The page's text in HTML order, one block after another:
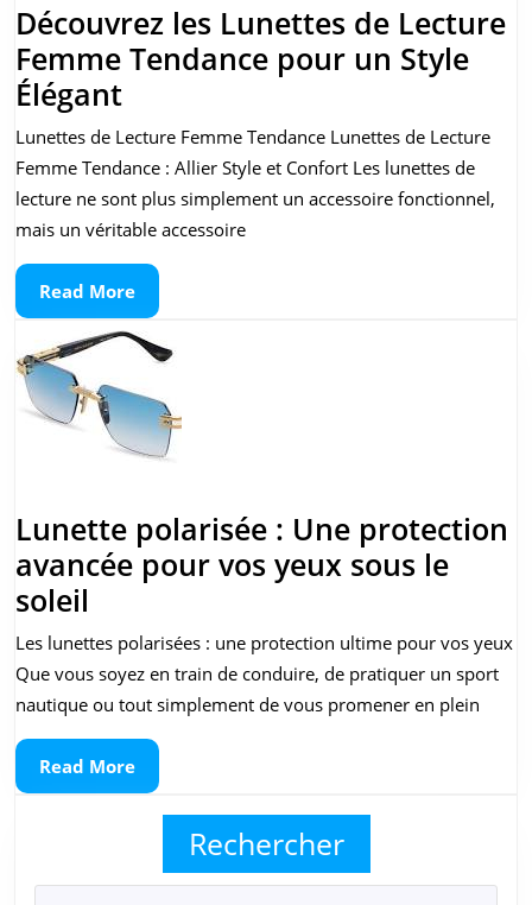
Découvrez les Lunettes de Lecture
Femme Tendance pour un Style
ÉlégantDécouvrez
les
Lunettes
de
Lecture
Femme
Tendance
pour
un
Style
Élégant
Lunettes de Lecture Femme Tendance Lunettes de Lecture
Femme Tendance : Allier Style et Confort Les lunettes de
lecture ne sont plus simplement un accessoire fonctionnel,
mais un véritable accessoire
Read MoreRead
More
Lunette polarisée : Une protection
avancée pour vos yeux sous le
soleil
polarisée
:
Une
protection
avancée
yeux
Les lunettes polarisées : une protection ultime pour vos yeux
Que vous soyez en train de conduire, de pratiquer un sport
nautique ou tout simplement de vous promener en plein
Read MoreRead
More
Rechercher